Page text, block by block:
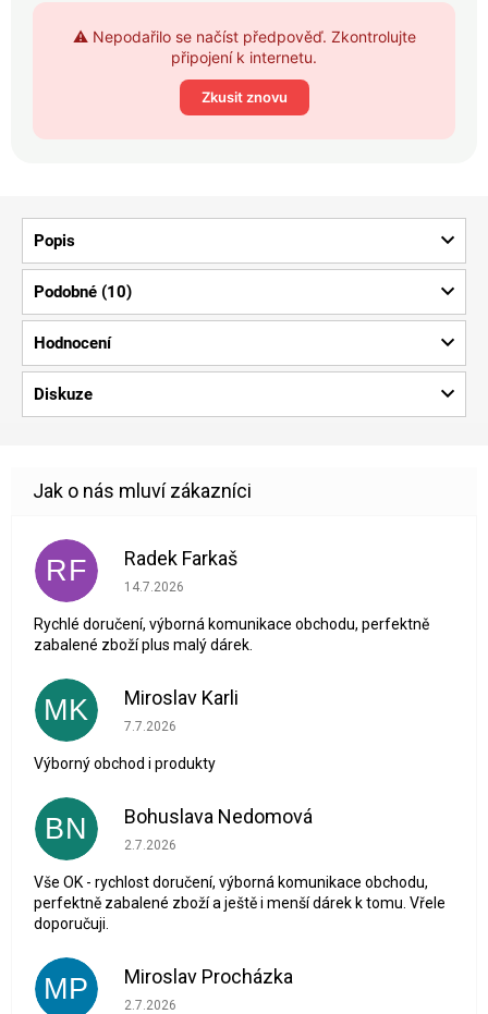
⚠️ Nepodařilo se načíst předpověď. Zkontrolujte
připojení k internetu.
Zkusit znovu
Popis
Podobné (10)
Hodnocení
Diskuze
RF Radek Farkaš
Hodnocení obchodu je 5 z 5 hvězdiček.
14.7.2026
Rychlé doručení, výborná komunikace obchodu, perfektně
zabalené zboží plus malý dárek.
MK Miroslav Karli
Hodnocení obchodu je 5 z 5 hvězdiček.
7.7.2026
Výborný obchod i produkty
BN Bohuslava Nedomová
Hodnocení obchodu je 5 z 5 hvězdiček.
2.7.2026
Vše OK - rychlost doručení, výborná komunikace obchodu,
perfektně zabalené zboží a ještě i menší dárek k tomu. Vřele
doporučuji.
MP Miroslav Procházka
Hodnocení obchodu je 1 z 5 hvězdiček.
2.7.2026